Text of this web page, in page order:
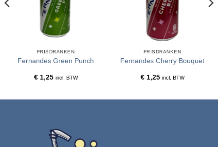
FRISDRANKEN
Fernandes Green Punch
€1,25 incl. BTW
FRISDRANKEN
Fernandes Cherry Bouquet
€1,25 incl. BTW